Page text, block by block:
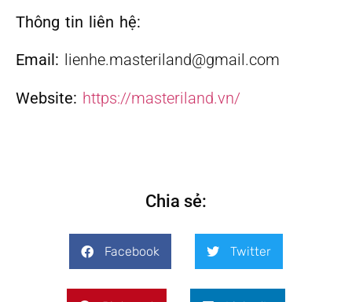
Thông tin liên hệ:
Email: lienhe.masteriland@gmail.com
Website: https://masteriland.vn/
Chia sẻ:
Facebook Twitter